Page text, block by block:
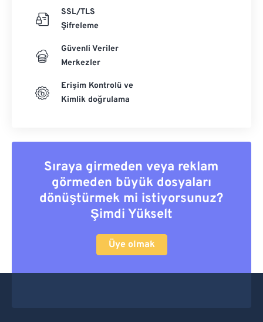
SSL/TLS
Şifreleme
Güvenli Veriler
Merkezler
Erişim Kontrolü ve
Kimlik doğrulama
Sıraya girmeden veya reklam
görmeden büyük dosyaları
dönüştürmek mi istiyorsunuz?
Şimdi Yükselt
Üye olmak